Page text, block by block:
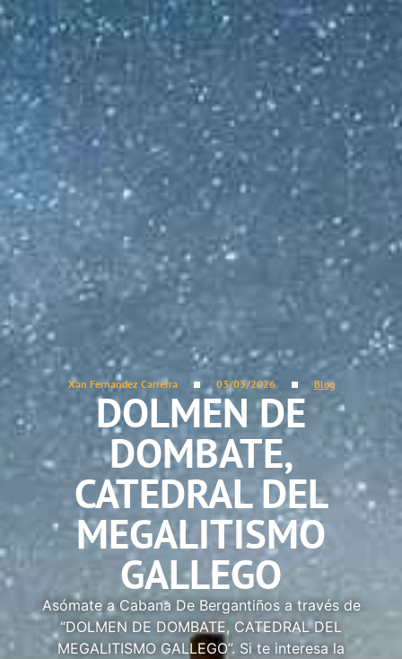
Xan Fernandez Carrerra 03/03/2026 Blog
DOLMEN DE
DOMBATE,
CATEDRAL DEL
MEGALITISMO
GALLEGO
Asómate a Cabana De Bergantiños a través de
“DOLMEN DE DOMBATE, CATEDRAL DEL
MEGALITISMO GALLEGO”. Si te interesa la